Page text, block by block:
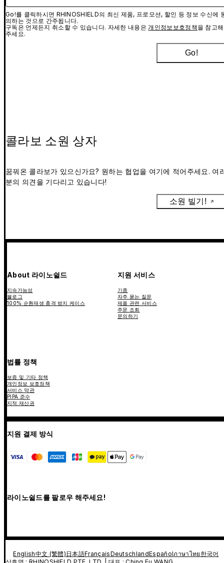
Go!를 클릭하시면 RHINOSHIELD의 최신 제품, 프로모션, 할인 등 정보 수신에
의하는 것으로 간주됩니다.
구독은 언제든지 취소할 수 있습니다. 자세한 내용은개인정보보호정책을 참고해
주세요.
Go!
콜라보 소원 상자
꿈꿔온 콜라보가 있으신가요? 원하는 협업을 여기에 적어주세요. 여
분의 의견을 기다리고 있습니다!
소원 빌기!
About 라이노쉴드
지속가능성
블로그
100% 순환재생 충격 방지 케이스
지원 서비스
기종
자주 묻는 질문
제품 관련 서비스
주문 조회
문의하기
법률 정책
보증 및 기타 정책
개인정보 보호정책
서비스 약관
PIPA 준수
지적 재산권
지원 결제 방식
라이노쉴드를 팔로우 해주세요!
English中文 (繁體) 日本語FrançaisDeutschlandEspañolภาษาไทย 한국어